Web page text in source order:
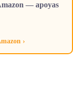
— apoyas
›